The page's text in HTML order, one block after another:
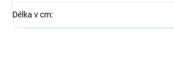
Délka v cm: